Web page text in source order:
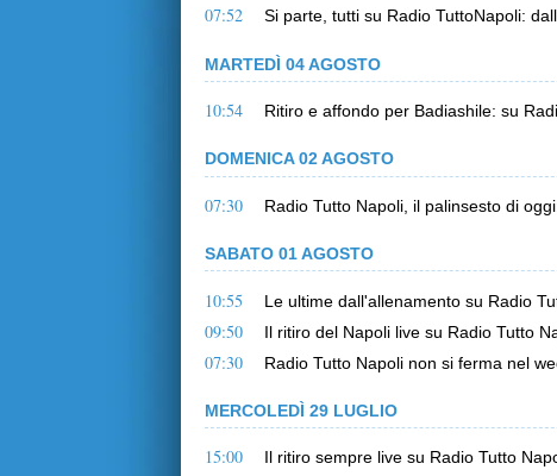
07:52 Si parte, tutti su Radio TuttoNapoli:
MARTEDÌ 04 AGOSTO
10:54 Ritiro e affondo per Badiashile: su
DOMENICA 02 AGOSTO
07:30 Radio Tutto Napoli, il palinsesto di
SABATO 01 AGOSTO
10:55 Le ultime dall'allenamento su Radio
09:50 Il ritiro del Napoli live su Radio Tutto
07:30 Radio Tutto Napoli non si ferma nel
MERCOLEDÌ 29 LUGLIO
15:00 Il ritiro sempre live su Radio Tutto